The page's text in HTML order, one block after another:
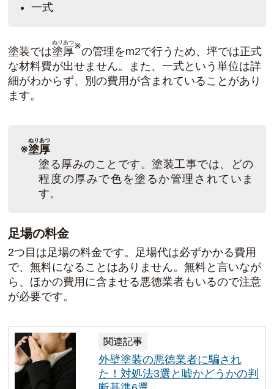
一式
塗装では塗厚
ぬりあつ※の管理をm2で行うため、坪では正式
な材料費が出せません。また、一式という単位は詳
細がわからず、別の費用が含まれていることがあり
ます。
※塗厚
ぬりあつ
塗る厚みのことです。塗装工事では、どの
程度の厚みで色を塗るか管理されていま
す。
足場の料金
2つ目は足場の料金です。足場代は必ずかかる費用
で、無料になることはありません。無料と言いなが
ら、ほかの費用に含ませる悪徳業者もいるので注意
が必要です。
関連記事
外壁塗装の悪徳業者に騙され
た！対処法3選と嘘かどうかの判